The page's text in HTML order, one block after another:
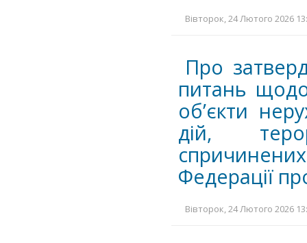
Вівторок, 24 Лютого 2026
Про
питань
об’єкти
дій,
Федерації
Вівторок, 24 Лютого 2026